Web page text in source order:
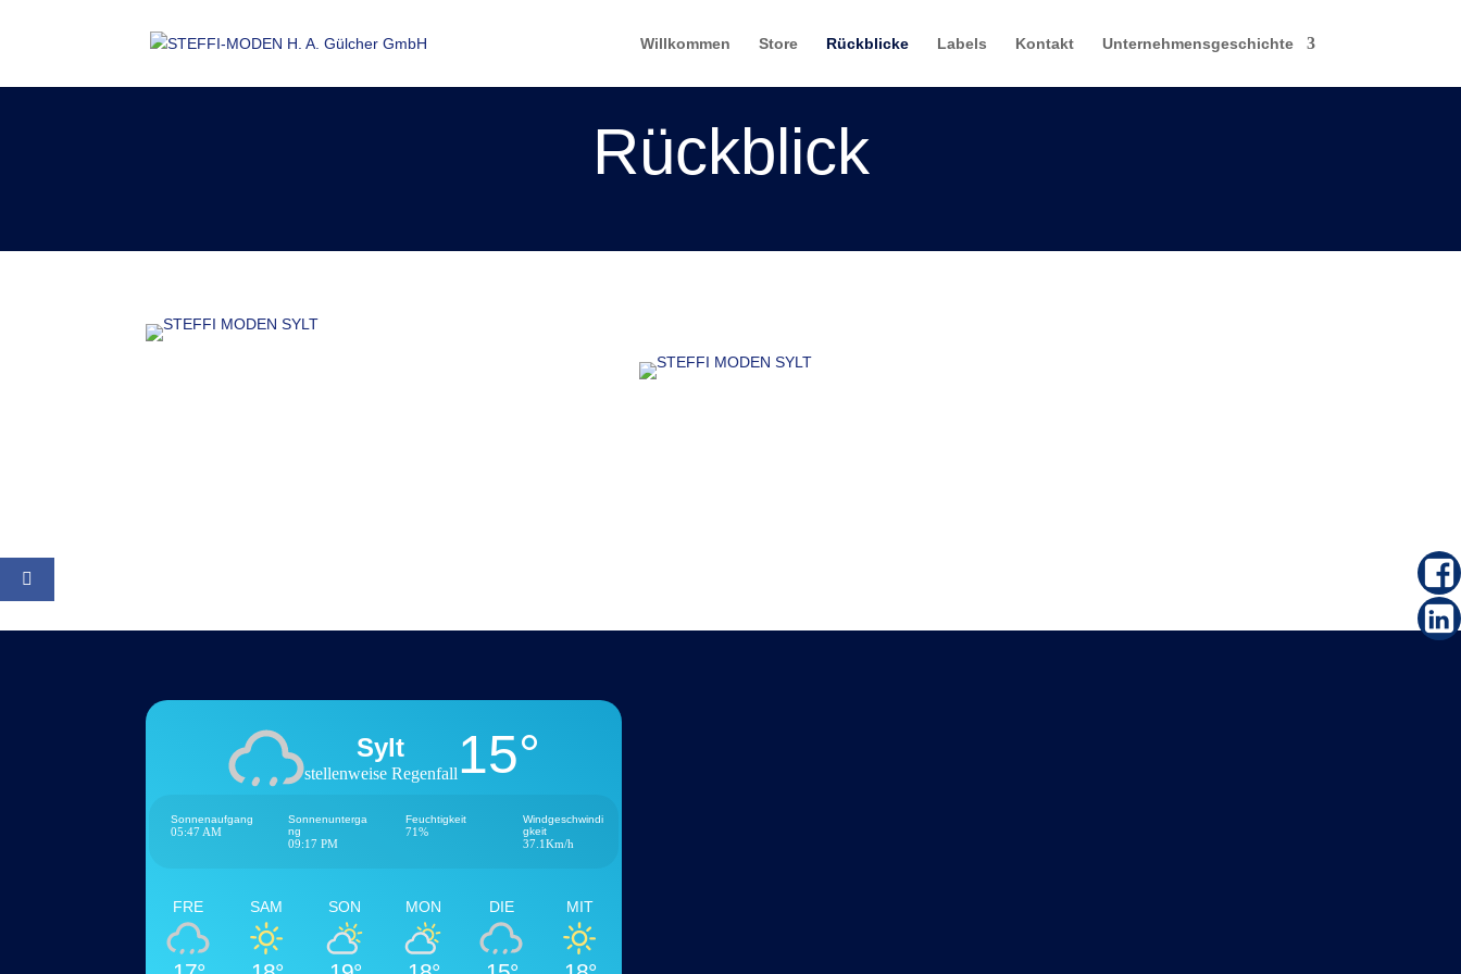
Willkommen Store Rückblicke Labels Kontakt Unternehmensgeschichte
Rückblick
Sylt
stellenweise Regenfall 15°
Sonnenaufgang
05:47 AM
Sonnenunterga
ng
09:17 PM
Feuchtigkeit
71%
Windgeschwindi
gkeit
37.1Km/h
FRE SAM SON MON DIE MIT